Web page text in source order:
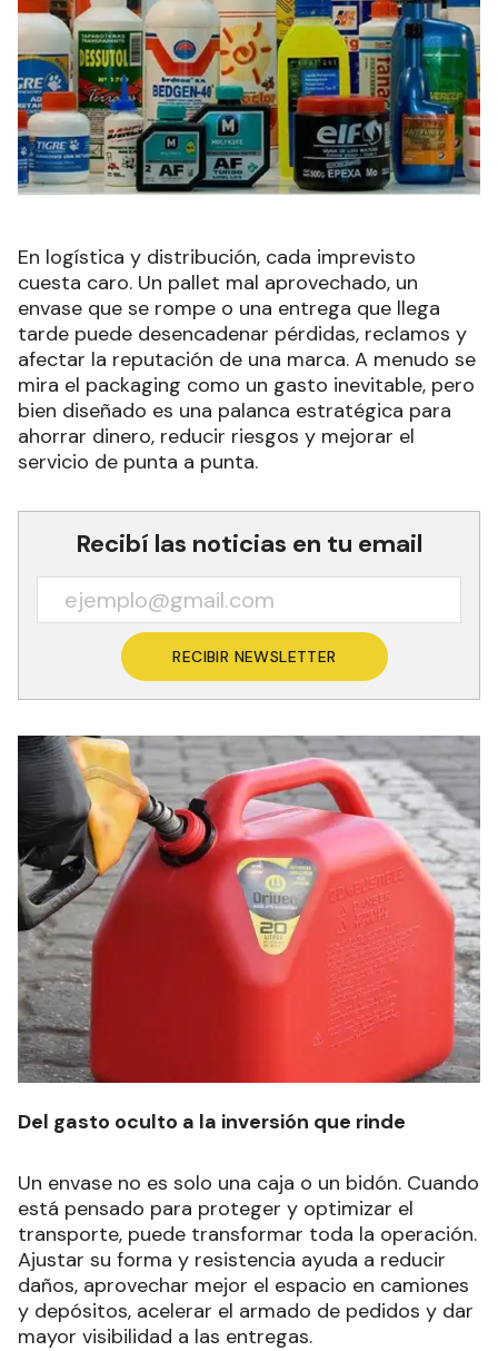
En logística y distribución, cada imprevisto
cuesta caro. Un pallet mal aprovechado, un
envase que se rompe o una entrega que llega
tarde puede desencadenar pérdidas, reclamos y
afectar la reputación de una marca. A menudo se
mira el packaging como un gasto inevitable, pero
bien diseñado es una palanca estratégica para
ahorrar dinero, reducir riesgos y mejorar el
servicio de punta a punta.
Recibí las noticias en tu email
RECIBIR NEWSLETTER
Del gasto oculto a la inversión que rinde
Un envase no es solo una caja o un bidón. Cuando
está pensado para proteger y optimizar el
transporte, puede transformar toda la operación.
Ajustar su forma y resistencia ayuda a reducir
daños, aprovechar mejor el espacio en camiones
y depósitos, acelerar el armado de pedidos y dar
mayor visibilidad a las entregas.